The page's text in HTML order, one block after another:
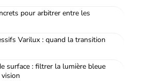
pour arbitrer entre les
Varilux : quand la transition
surface : filtrer la lumière bleue